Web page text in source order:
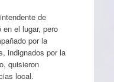
de
en el lugar, pero
por la
indignados por la
quisieron
local.